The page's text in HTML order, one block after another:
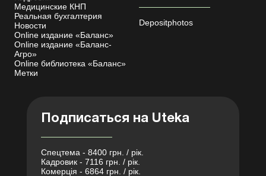
Медицинские КНП
Реальная бухгалтерия
Новости
Online издание «Баланс»
Online издание «Баланс-
Агро»
Online библиотека «Баланс»
Метки
Depositphotos
Подписаться на Uteka
Спецтема - 8400 грн. / рік.
Кадровик - 7116 грн. / рік.
Комерція - 6864 грн. / рік.